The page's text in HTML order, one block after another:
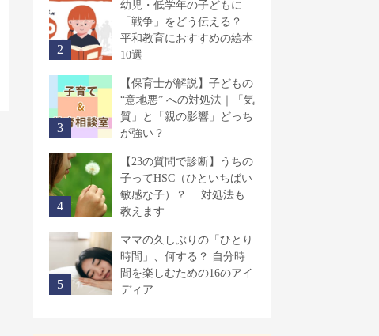
幼児・低学年の子どもに
「戦争」をどう伝える？
平和教育におすすめの絵本
10選
【保育士が解説】子どもの
“意地悪” への対処法｜「気
質」と「親の影響」どっち
が強い？
【23の質問で診断】うちの
子ってHSC（ひといちばい
敏感な子）？ 対処法も
教えます
ママの久しぶりの「ひとり
時間」、何する？ 自分時
間を楽しむための16のアイ
ディア